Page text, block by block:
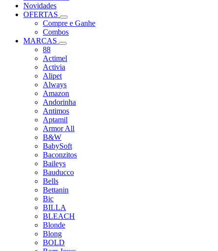
Novidades
OFERTAS
Compre e Ganhe
Combos
MARCAS
88
Actimel
Activia
Alipet
Always
Amazon
Andorinha
Antimos
Aptamil
Armor All
B&W
BabySoft
Baconzitos
Baileys
Bauducco
Bells
Bettanin
Bic
BILLA
BLEACH
Blonde
Blong
BOLD